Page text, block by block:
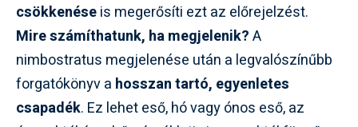
csökkenéseis megerősíti ezt az előrejelzést.
Mire számíthatunk, ha megjelenik?A
nimbostratus megjelenése után a legvalószínűbb
forgatókönyv a hosszan tartó, egyenletes
csapadék. Ez lehet eső, hó vagy ónos eső, az